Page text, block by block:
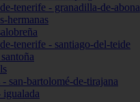
tenerife - granadilla-de-abona
hermanas
tenerife - santiago-del-teide
- san-bartolomé-de-tirajana
igualada